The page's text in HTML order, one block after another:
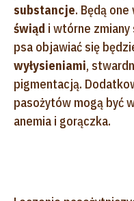
substancje. Będą
świąd i wtórne zmiany
psa objawiać się
wyłysieniami,
pigmentacją.
pasożytów mogą być
anemia i gorączka.